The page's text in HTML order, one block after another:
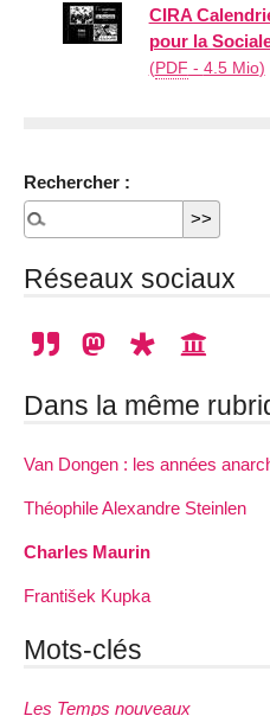
CIRA
pour la
(PDF - 4.5 Mio)
Rechercher :
Réseaux sociaux
Dans la même
Van Dongen : les années
Théophile Alexandre Steinlen
Charles Maurin
František Kupka
Mots-clés
Les Temps nouveaux